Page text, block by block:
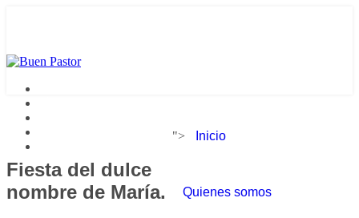
"> Inicio
Quienes somos
Fiesta del dulce
nombre de María.